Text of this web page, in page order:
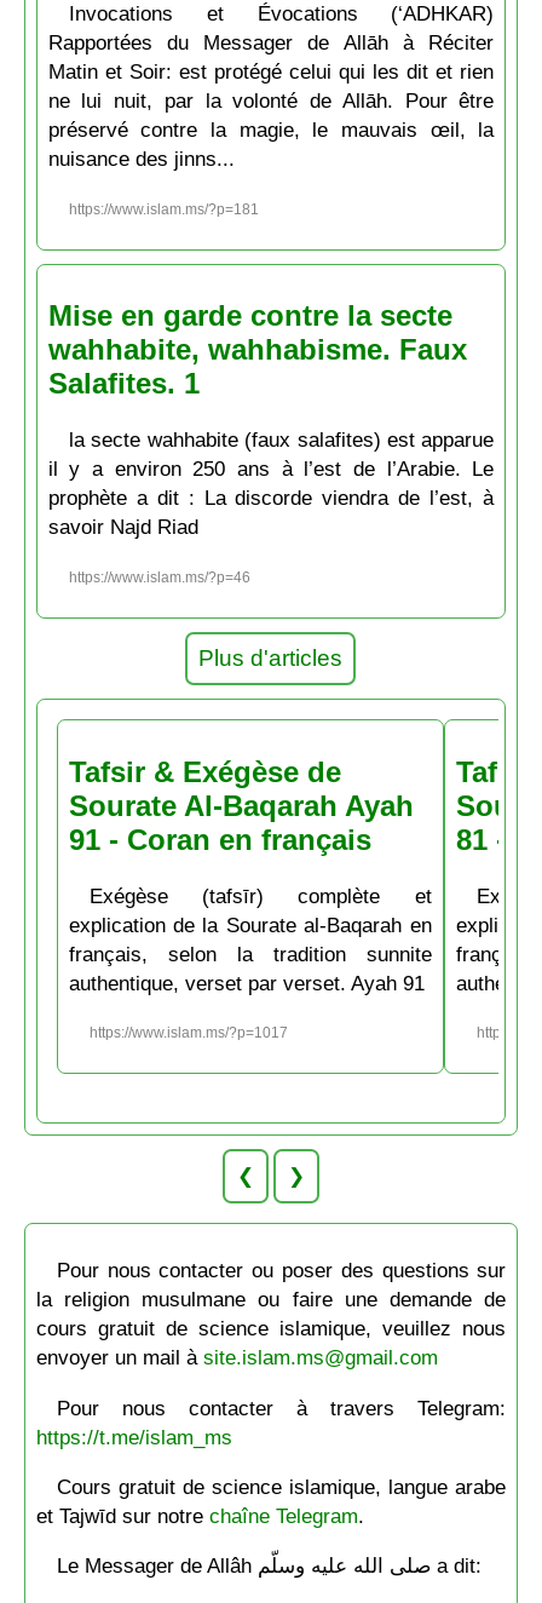
Invocations et Évocations (‘ADHKAR)
Rapportées du Messager de Allāh à Réciter
Matin et Soir: est protégé celui qui les dit et rien
ne lui nuit, par la volonté de Allāh. Pour être
préservé contre la magie, le mauvais œil, la
nuisance des jinns...
https://www.islam.ms/?p=181
Mise en garde contre la secte
wahhabite, wahhabisme. Faux
Salafites. 1
la secte wahhabite (faux salafites) est apparue
il y a environ 250 ans à l’est de l’Arabie. Le
prophète a dit : La discorde viendra de l’est, à
savoir Najd Riad
https://www.islam.ms/?p=46
Plus d'articles
Tafsir & Exégèse de
Sourate Al-Baqarah Ayah
91 - Coran en français
Exégèse (tafsīr) complète et
explication de la Sourate al-Baqarah en
français, selon la tradition sunnite
authentique, verset par verset. Ayah 91
https://www.islam.ms/?p=1017
Tafsir
81 -
https://
❮ ❯
Pour nous contacter ou poser des questions sur
la religion musulmane ou faire une demande de
cours gratuit de science islamique, veuillez nous
envoyer un mail à site.islam.ms@gmail.com
Pour nous contacter à travers Telegram:
https://t.me/islam_ms
Cours gratuit de science islamique, langue arabe
et Tajwīd sur notre chaîne Telegram.
Le Messager de Allâh صلى الله عليه وسلّم a dit: